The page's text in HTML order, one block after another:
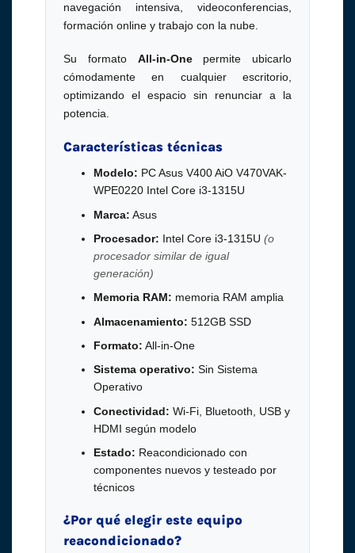
navegación intensiva, videoconferencias,
formación online y trabajo con la nube.
Su formato All-in-Onepermite ubicarlo
cómodamente en cualquier escritorio,
optimizando el espacio sin renunciar a la
potencia.
Características técnicas
Modelo: PC Asus V400 AiO V470VAK-
WPE0220 Intel Core i3-1315U
Marca: Asus
Procesador: Intel Core i3-1315U (o
procesador similar de igual
generación)
Memoria RAM: memoria RAM amplia
Almacenamiento: 512GB SSD
Formato: All-in-One
Sistema operativo: Sin Sistema
Operativo
Conectividad: Wi-Fi, Bluetooth, USB y
HDMI según modelo
Estado: Reacondicionado con
componentes nuevos y testeado por
técnicos
¿Por qué elegir este equipo
reacondicionado?